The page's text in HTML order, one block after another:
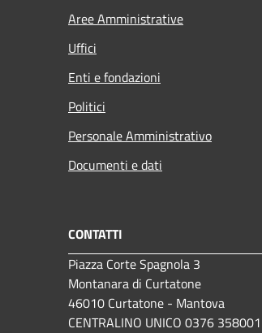
Aree Amministrative
Uffici
Enti e fondazioni
Politici
Personale Amministrativo
Documenti e dati
CONTATTI
Piazza Corte Spagnola 3
Montanara di Curtatone
46010 Curtatone - Mantova
CENTRALINO UNICO 0376 358001